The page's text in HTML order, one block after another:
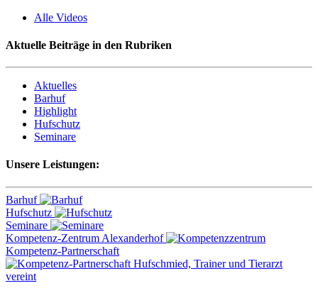
Alle Videos
Aktuelle Beiträge in den Rubriken
Aktuelles
Barhuf
Highlight
Hufschutz
Seminare
Unsere Leistungen:
Barhuf
Hufschutz
Seminare
Kompetenz-Zentrum Alexanderhof
Kompetenz-Partnerschaft